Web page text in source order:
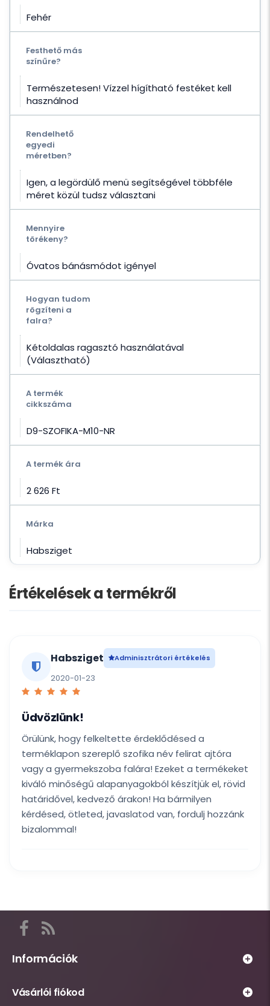
Fehér
Festhető más
színűre?
Természetesen! Vízzel hígítható festéket kell
használnod
Rendelhető
egyedi
méretben?
Igen, a legördülő menü segítségével többféle
méret közül tudsz választani
Mennyire
törékeny?
Óvatos bánásmódot igényel
Hogyan tudom
rögzíteni a
falra?
Kétoldalas ragasztó használatával
(Választható)
A termék
cikkszáma
D9-SZOFIKA-M10-NR
A termék ára
2 626 Ft‎
Márka
Habsziget
Értékelések a termékről
Habsziget Adminisztrátori értékelés
2020-01-23
Üdvözlünk!
Örülünk, hogy felkeltette érdeklődésed a
terméklapon szereplő szofika név felirat ajtóra
vagy a gyermekszoba falára! Ezeket a termékeket
kiváló minőségű alapanyagokból készítjük el, rövid
határidővel, kedvező árakon! Ha bármilyen
kérdésed, ötleted, javaslatod van, fordulj hozzánk
bizalommal!
találod
Habsziget
csatornáit,
Információk
működésével
Vásárlói fiókod